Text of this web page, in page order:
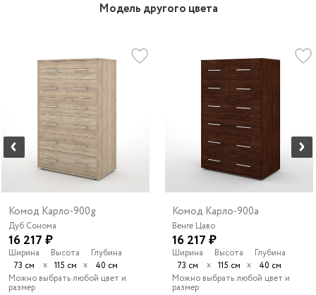
Модель другого цвета
Комод Карло-900g
Дуб Сонома
16 217 ₽
Ширина
73 см
х
Высота
115 см х
Глубина
40 см
Можно выбрать любой цвет и
размер
Комод Карло-900a
Венге Цаво
16 217 ₽
Ширина
73 см
х
Высота
115 см х
Глубина
40 см
Можно выбрать любой цвет и
размер